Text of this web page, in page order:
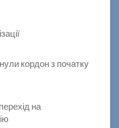
кордон з початку
на